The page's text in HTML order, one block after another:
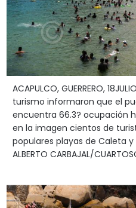
ACAPULCO, GUERRERO,
turismo informaron que el
encuentra 66.3? ocupación
en la imagen cientos de
populares playas de Caleta y
ALBERTO CARBAJAL/